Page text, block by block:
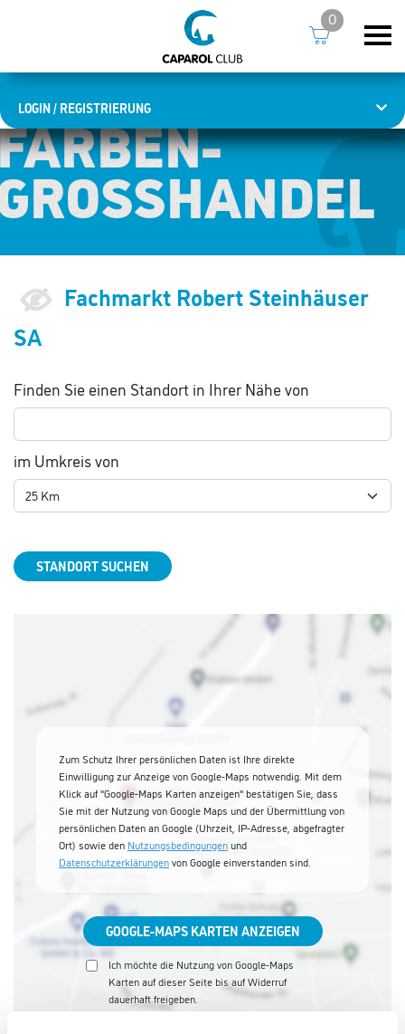
LOGIN / REGISTRIERUNG
0
Fachmarkt Robert Steinhäuser
SA
Finden Sie einen Standort in Ihrer Nähe von
im Umkreis von
STANDORT SUCHEN
Zum Schutz Ihrer persönlichen Daten ist Ihre direkte
Einwilligung zur Anzeige von Google-Maps notwendig. Mit dem
Klick auf "Google-Maps Karten anzeigen" bestätigen Sie, dass
Sie mit der Nutzung von Google Maps und der Übermittlung von
persönlichen Daten an Google (Uhrzeit, IP-Adresse, abgefragter
Ort) sowie den Nutzungsbedingungenund
Datenschutzerklärungenvon Google einverstanden sind.
GOOGLE-MAPS KARTEN ANZEIGEN
Ich möchte die Nutzung von Google-Maps
Karten auf dieser Seite bis auf Widerruf
dauerhaft freigeben.